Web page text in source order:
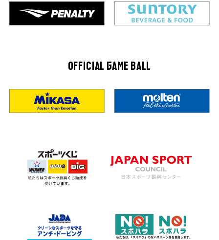
OFFICIAL GAME BALL